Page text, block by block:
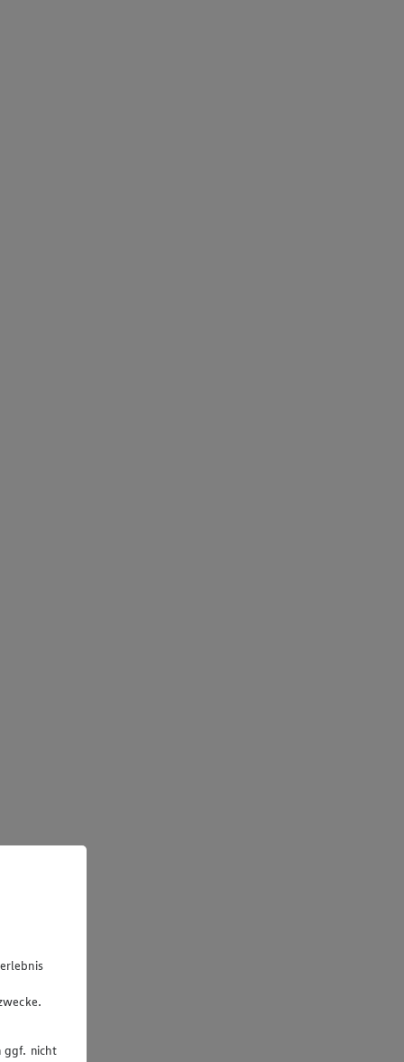
ggf. nicht